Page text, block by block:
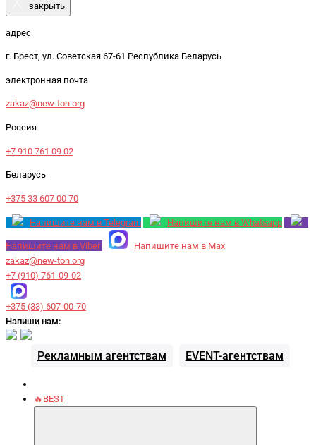
закрыть
адрес
г. Брест, ул. Советская 67-61 Республика Беларусь
электронная почта
zakaz@new-ton.org
Россия
+7 910 761 09 02
Беларусь
+375 33 607 00 70
Напишите нам в Telegram Напишите нам в Whatsapp
Напишите нам в Viber
Напишите нам в Max
zakaz@new-ton.org
+7 (910) 761-09-02
+375 (33) 607-00-70
Напиши нам:
Рекламным агентствам EVENT-агентствам
🔥BEST